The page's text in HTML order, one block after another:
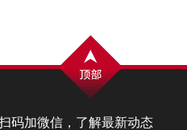
码加微信，了解最新动态